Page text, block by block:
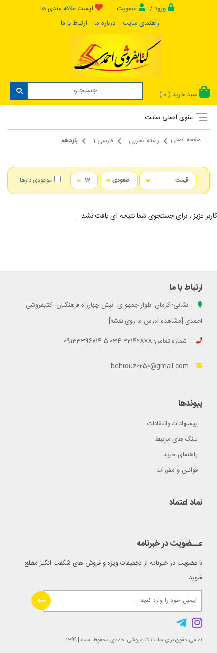
ورود / عضویت
لیست علاقه مندی ها
راهنمای سایت
درباره ما ارتباط با ما
سبد خرید ( 0
)
منوی اصلی سایت
صفحه اصلی رشته تجربی فارسی 1 یازدهم
موجودی دارها
کاربر عزیز ، برای جستجوی شما نتیجه ای یافت نشد...
ارتباط با ما
نشانی: کرمان. بلوار جمهوری. نبش چهارراه فرهنگیان. کتابفروشی
احمدی [مشاهده آدرس ما روی نقشه]
شماره تماس: 32142878-034 5-09133396714
behrouz0250@gmail.com
پیوندها
پیشنهادات وانتقادات
لینک های مرتبط
راهنمای خرید
قوانین و مقررات
نماد اعتماد
عــضویت در خبرنامه
با عضویت در خبرنامه از تخفیفات ویژه و فروش های شگفت انگیز مطلع
شوید
تمامی حقوق برای سایت کتابفروشی احمدی محفوظ است | 1399